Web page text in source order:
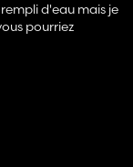
d'eau mais je
pourriez